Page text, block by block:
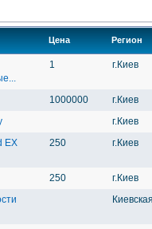
Цена Регион
1 г.Киев
1000000
г.Киев
г.Киев
EX
250 г.Киев
250
г.Киев